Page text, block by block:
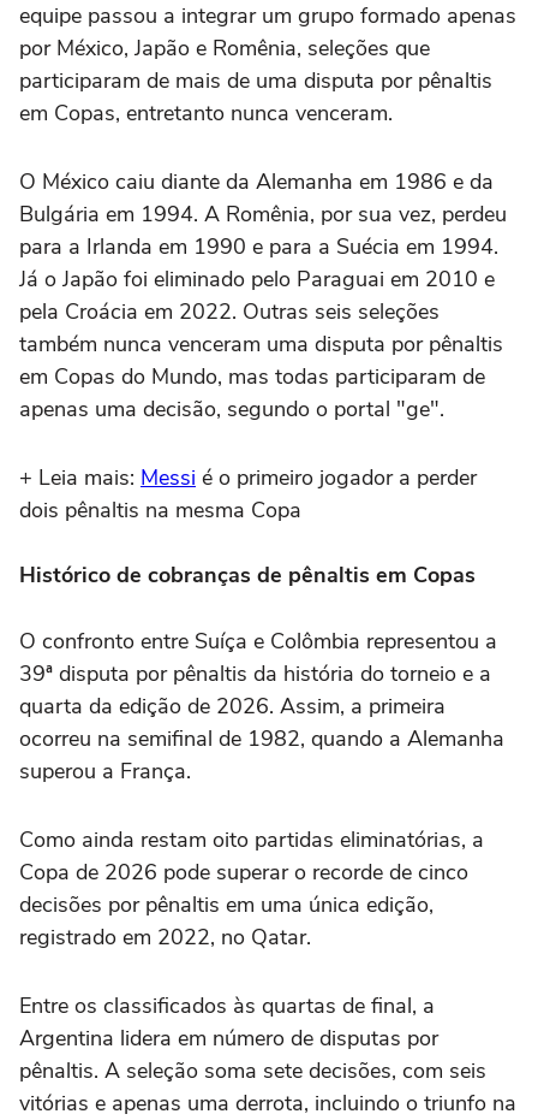
equipe passou a integrar um grupo formado apenas
por México, Japão e Romênia, seleções que
participaram de mais de uma disputa por pênaltis
em Copas, entretanto nunca venceram.
O México caiu diante da Alemanha em 1986 e da
Bulgária em 1994. A Romênia, por sua vez, perdeu
para a Irlanda em 1990 e para a Suécia em 1994.
Já o Japão foi eliminado pelo Paraguai em 2010 e
pela Croácia em 2022. Outras seis seleções
também nunca venceram uma disputa por pênaltis
em Copas do Mundo, mas todas participaram de
apenas uma decisão, segundo o portal "ge".
+ Leia mais: Messi é o primeiro jogador a perder
dois pênaltis na mesma Copa
Histórico de cobranças de pênaltis em Copas
O confronto entre Suíça e Colômbia representou a
39ª disputa por pênaltis da história do torneio e a
quarta da edição de 2026. Assim, a primeira
ocorreu na semifinal de 1982, quando a Alemanha
superou a França.
Como ainda restam oito partidas eliminatórias, a
Copa de 2026 pode superar o recorde de cinco
decisões por pênaltis em uma única edição,
registrado em 2022, no Qatar.
Entre os classificados às quartas de final, a
Argentina lidera em número de disputas por
pênaltis. A seleção soma sete decisões, com seis
vitórias e apenas uma derrota, incluindo o triunfo na